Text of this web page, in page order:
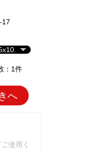
17
：1件
へ
使用く